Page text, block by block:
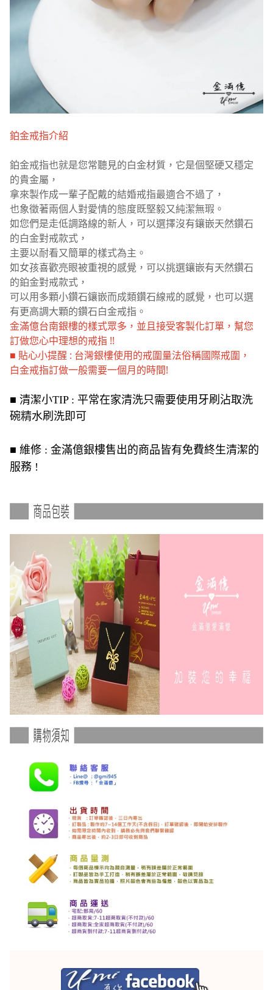
鉑金戒指介紹
鉑金戒指也就是您常聽見的白金材質，它是個堅硬又穩定
的貴金屬，
拿來製作成一輩子配戴的結婚戒指最適合不過了，
也象徵著兩個人對愛情的態度既堅毅又純潔無瑕。
如您們是走低調路線的新人，可以選擇沒有鑲嵌天然鑽石
的白金對戒款式，
主要以耐看又簡單的樣式為主。
如女孩喜歡亮眼被重視的感覺，可以挑選鑲嵌有天然鑽石
的鉑金對戒款式，
可以用多顆小鑽石鑲嵌而成類鑽石線戒的感覺，也可以選
有更高調大顆的鑽石白金戒指。
金滿億台南銀樓的樣式眾多，並且接受客製化訂單，幫您
訂做您心中理想的戒指 !!
■ 貼心小提醒 : 台灣銀樓使用的戒圍量法俗稱國際戒圍，
白金戒指訂做一般需要一個月的時間!
■ 清潔小TIP : 平常在家清洗只需要使用牙刷沾取洗
碗精水刷洗即可
■ 維修 : 金滿億銀樓售出的商品皆有免費終生清潔的
服務 !